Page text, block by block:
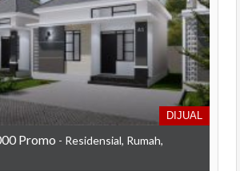
DIJUAL
Promo - Residensial, Rumah,